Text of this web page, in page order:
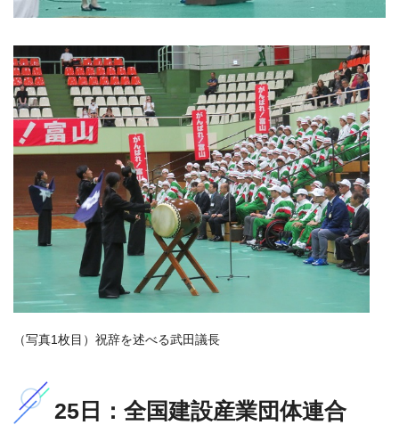
（写真1枚目）祝辞を述べる武田議長
25日：全国建設産業団体連合